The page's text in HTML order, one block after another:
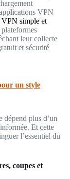
VPN
simple et
leur collecte
et sécurité
un style
dépend plus d’un
Et cette
l’essentiel du
coupes et